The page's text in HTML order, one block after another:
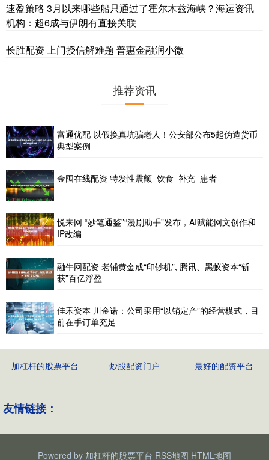
速盈策略 3月以来哪些船只通过了霍尔木兹海峡？海运资讯
机构：超6成与伊朗有直接关联
长胜配资 上门授信解难题 普惠金融润小微
推荐资讯
富通优配 以假换真坑骗老人！公安部公布5起伪造货币
典型案例
金囤在线配资 特发性震颤_饮食_补充_患者
悦来网 “妙笔通鉴”“漫剧助手”发布，AI赋能网文创作和
IP改编
融牛网配资 老铺黄金成“印钞机”, 腾讯、黑蚁资本“斩
获”百亿浮盈
佳禾资本 川金诺：公司采用“以销定产”的经营模式，目
前在手订单充足
加杠杆的股票平台 炒股配资门户 最好的配资平台
友情链接：
Powered by 加杠杆的股票平台 RSS地图 HTML地图